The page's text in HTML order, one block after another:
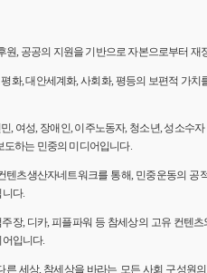
원, 공공의 지원을 기반으로 자본으로부터 재
화, 대안세계화, 사회화, 평등의 보편적 가
, 여성, 장애인, 이주노동자, 청소년, 성소수
도하는 민중의 미디어입니다.
텐츠생산자네트워크를 통해, 민중운동의
다.
장, 디카, 피플파워 등 참세상의 고유 컨텐
입니다.
른 세상, 참세상을 바라는 모든 사회 구성원